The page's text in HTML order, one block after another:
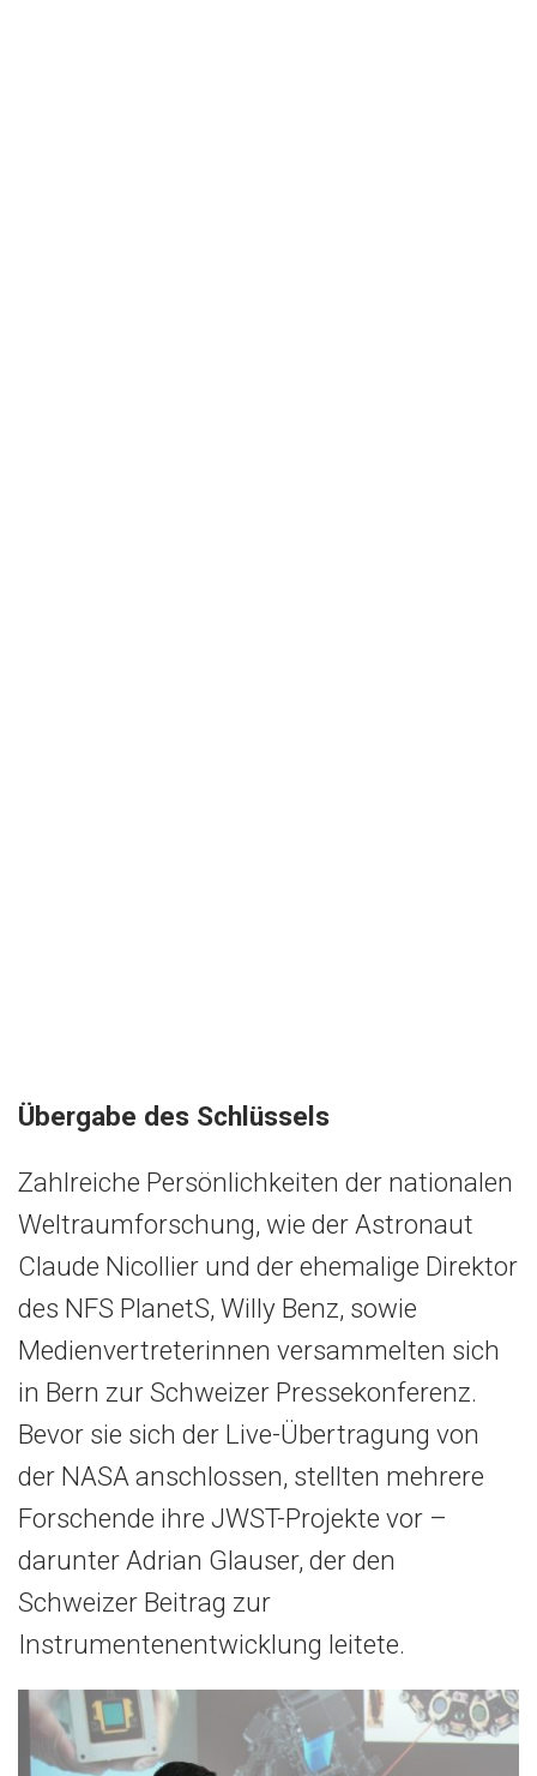
Übergabe des Schlüssels
Zahlreiche Persönlichkeiten der nationalen
Weltraumforschung, wie der Astronaut
Claude Nicollier und der ehemalige Direktor
des NFS PlanetS, Willy Benz, sowie
Medienvertreterinnen versammelten sich
in Bern zur Schweizer Pressekonferenz.
Bevor sie sich der Live-Übertragung von
der NASA anschlossen, stellten mehrere
Forschende ihre JWST-Projekte vor –
darunter Adrian Glauser, der den
Schweizer Beitrag zur
Instrumentenentwicklung leitete.